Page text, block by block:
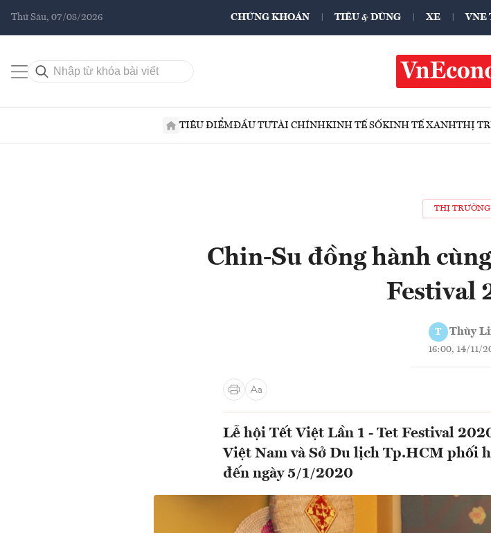
Thứ Sáu, 07/08/2026 CHỨNG KHOÁN TIÊU & DÙNG XE VNE
TIÊU ĐIỂMĐẦU TƯTÀI CHÍNHKINH TẾ SỐKINH TẾ XANHTHỊ
THỊ TRƯỜNG
Chin-Su đồng hành
Festival
T Thùy
16:00, 14/11/
Lễ hội Tết Việt Lần 1 - Tet Festival
Việt Nam và Sở Du lịch Tp.HCM phối
đến ngày 5/1/2020